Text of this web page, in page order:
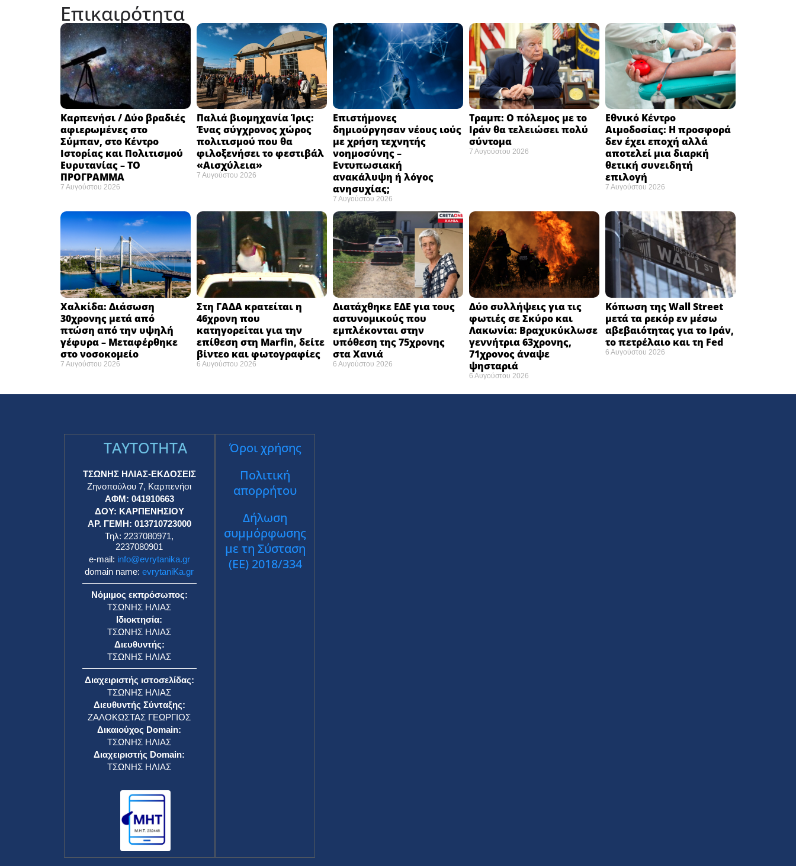
Επικαιρότητα
Καρπενήσι / Δύο βραδιές
αφιερωμένες στο
Σύμπαν, στο Κέντρο
Ιστορίας και Πολιτισμού
Ευρυτανίας – ΤΟ
ΠΡΟΓΡΑΜΜΑ
7 Αυγούστου 2026
Παλιά βιομηχανία Ίρις:
Ένας σύγχρονος χώρος
πολιτισμού που θα
φιλοξενήσει το φεστιβάλ
«Αισχύλεια» ​
7 Αυγούστου 2026
Επιστήμονες
δημιούργησαν νέους ιούς
με χρήση τεχνητής
νοημοσύνης –
Εντυπωσιακή
ανακάλυψη ή λόγος
ανησυχίας; ​
7 Αυγούστου 2026
Τραμπ: Ο πόλεμος με το
Ιράν θα τελειώσει πολύ
σύντομα ​
7 Αυγούστου 2026
Εθνικό Κέντρο
Αιμοδοσίας: H προσφορά
δεν έχει εποχή αλλά
αποτελεί μια διαρκή
θετική συνειδητή
επιλογή ​
7 Αυγούστου 2026
Χαλκίδα: Διάσωση
30χρονης μετά από
πτώση από την υψηλή
γέφυρα – Μεταφέρθηκε
στο νοσοκομείο ​
7 Αυγούστου 2026
Στη ΓΑΔΑ κρατείται η
46χρονη που
κατηγορείται για την
επίθεση στη Marfin, δείτε
βίντεο και φωτογραφίες
6 Αυγούστου 2026
Διατάχθηκε ΕΔΕ για τους
αστυνομικούς που
εμπλέκονται στην
υπόθεση της 75χρονης
στα Χανιά
6 Αυγούστου 2026
Δύο συλλήψεις για τις
φωτιές σε Σκύρο και
Λακωνία: Βραχυκύκλωσε
γεννήτρια 63χρονης,
71χρονος άναψε
ψησταριά
6 Αυγούστου 2026
Κόπωση της Wall Street
μετά τα ρεκόρ εν μέσω
αβεβαιότητας για το Ιράν,
το πετρέλαιο και τη Fed
6 Αυγούστου 2026
TAYTOTHTA
ΤΣΩΝΗΣ ΗΛΙΑΣ-ΕΚΔΟΣΕΙΣ
Ζηνοπούλου 7, Καρπενήσι
ΑΦΜ: 041910663
ΔΟΥ: ΚΑΡΠΕΝΗΣΙΟΥ
ΑΡ. ΓΕΜΗ: 013710723000
Τηλ: 2237080971,
2237080901
e-mail: info@evrytanika.gr
domain name:evrytaniKa.gr
Νόμιμος εκπρόσωπος:
ΤΣΩΝΗΣ ΗΛΙΑΣ
Ιδιοκτησία:
ΤΣΩΝΗΣ ΗΛΙΑΣ
Διευθυντής:
ΤΣΩΝΗΣ ΗΛΙΑΣ
Διαχειριστής ιστοσελίδας:
ΤΣΩΝΗΣ ΗΛΙΑΣ
Διευθυντής Σύνταξης:
ΖΑΛΟΚΩΣΤΑΣ ΓΕΩΡΓΙΟΣ
Δικαιούχος Domain:
ΤΣΩΝΗΣ ΗΛΙΑΣ
Διαχειριστής Domain:
ΤΣΩΝΗΣ ΗΛΙΑΣ
Όροι χρήσης
Πολιτική
απορρήτου
Δήλωση
συμμόρφωσης
με τη Σύσταση
(ΕΕ) 2018/334